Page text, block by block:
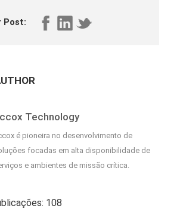
Post:
Technology
é pioneira no desenvolvimento de
focadas em alta disponibilidade de
e ambientes de missão crítica.
108